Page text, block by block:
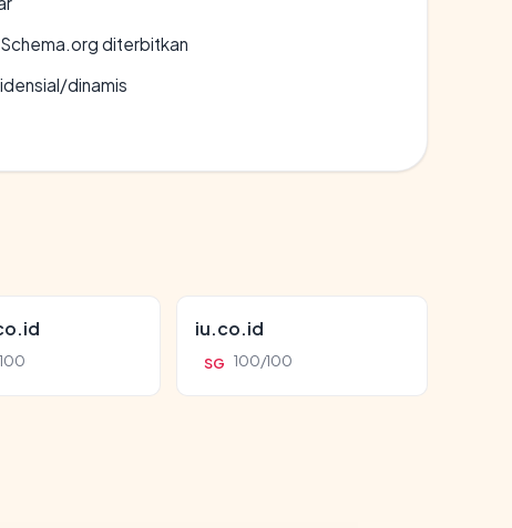
diterbitkan
dinamis
iu.co.id
SG 100/100